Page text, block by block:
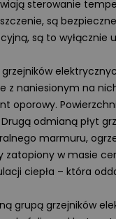
sterowanie
są
są to wyłącznie
grzejników
z naniesionym na
oporowy.
Drugą odmianą płyt
marmuru,
zatopiony w masie
ciepła – która
grupą grzejników